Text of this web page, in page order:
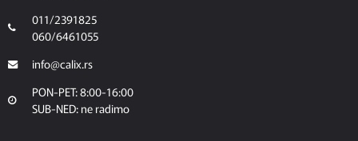
011/2391825
060/6461055
info@calix.rs
PON-PET: 8:00-16:00
SUB-NED: ne radimo